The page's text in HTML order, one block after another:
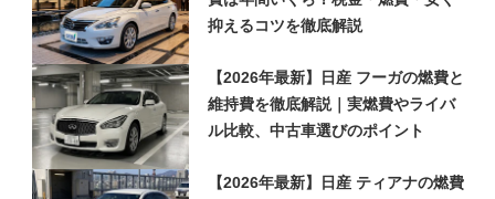
抑えるコツを徹底解説
【2026年最新】日産 フーガの燃費と
維持費を徹底解説｜実燃費やライバ
ル比較、中古車選びのポイント
【2026年最新】日産 ティアナの燃費